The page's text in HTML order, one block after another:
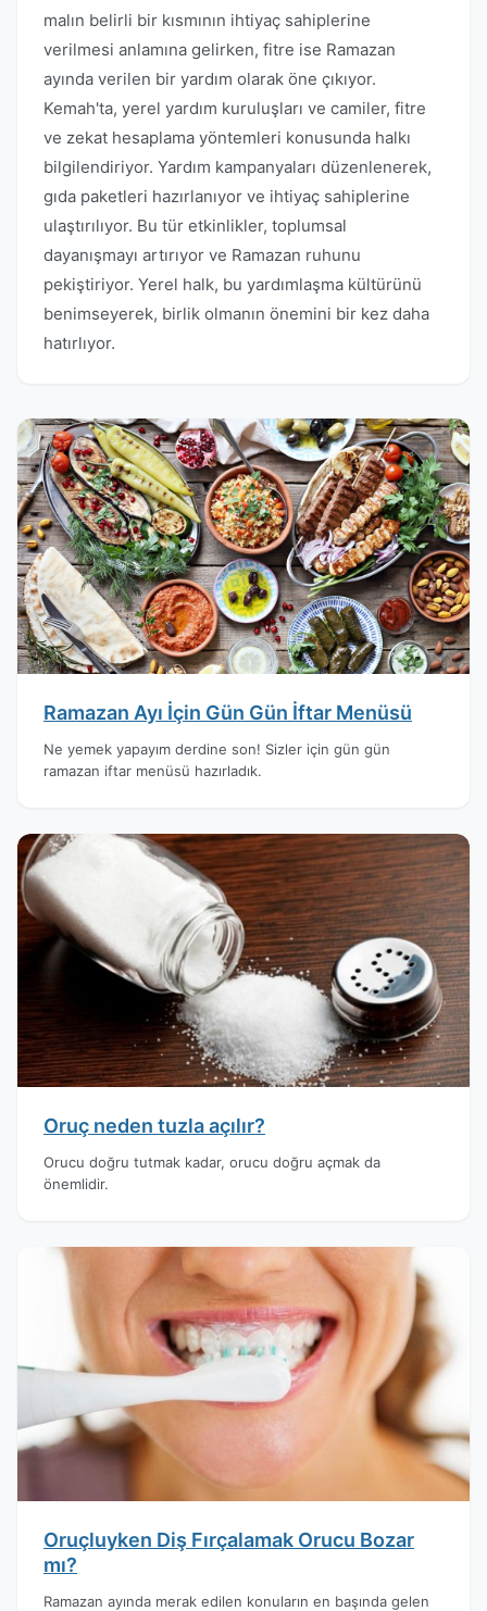
malın belirli bir kısmının ihtiyaç sahiplerine
verilmesi anlamına gelirken, fitre ise Ramazan
ayında verilen bir yardım olarak öne çıkıyor.
Kemah'ta, yerel yardım kuruluşları ve camiler, fitre
ve zekat hesaplama yöntemleri konusunda halkı
bilgilendiriyor. Yardım kampanyaları düzenlenerek,
gıda paketleri hazırlanıyor ve ihtiyaç sahiplerine
ulaştırılıyor. Bu tür etkinlikler, toplumsal
dayanışmayı artırıyor ve Ramazan ruhunu
pekiştiriyor. Yerel halk, bu yardımlaşma kültürünü
benimseyerek, birlik olmanın önemini bir kez daha
hatırlıyor.
Ramazan Ayı İçin Gün Gün İftar Menüsü
Ne yemek yapayım derdine son! Sizler için gün gün
ramazan iftar menüsü hazırladık.
Oruç neden tuzla açılır?
Orucu doğru tutmak kadar, orucu doğru açmak da
önemlidir.
Oruçluyken Diş Fırçalamak Orucu Bozar
mı?
Ramazan ayında merak edilen konuların en başında gelen